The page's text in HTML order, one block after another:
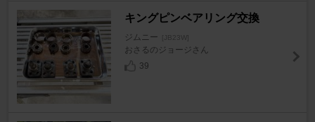
キングピンベアリング交換
ジムニー [JB23W]
おさるのジョージさん
39